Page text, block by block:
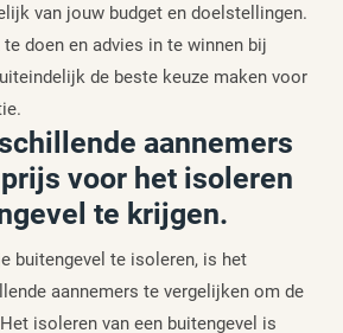
van jouw budget en doelstellingen.
doen en advies in te winnen bij
de beste keuze maken voor
aannemers
voor het isoleren
te krijgen.
buitengevel te isoleren, is het
aannemers te vergelijken om de
isoleren van een buitengevel is